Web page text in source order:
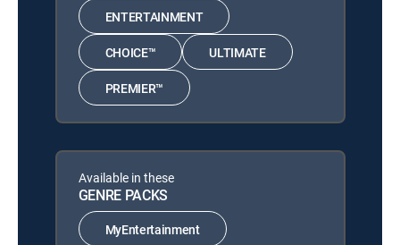
ENTERTAINMENT
CHOICE™ ULTIMATE
PREMIER™
Available in these
GENRE PACKS
MyEntertainment